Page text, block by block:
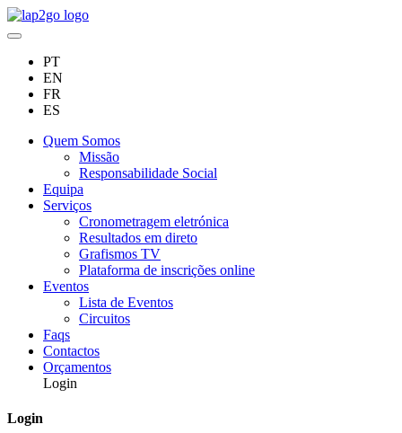
PT
EN
FR
ES
Quem Somos
Missão
Responsabilidade Social
Equipa
Serviços
Cronometragem eletrónica
Resultados em direto
Grafismos TV
Plataforma de inscrições online
Eventos
Lista de Eventos
Circuitos
Faqs
Contactos
Orçamentos
Login
Login